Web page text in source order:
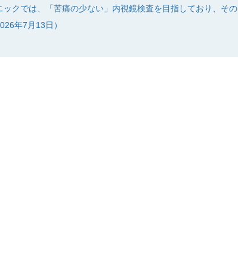
クでは、「苦痛の少ない」内視鏡検査を目指しており、その
年7月13日）